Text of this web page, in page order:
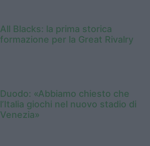
All Blacks: la prima storica
formazione per la Great Rivalry
Duodo: «Abbiamo chiesto che
l’Italia giochi nel nuovo stadio di
Venezia»